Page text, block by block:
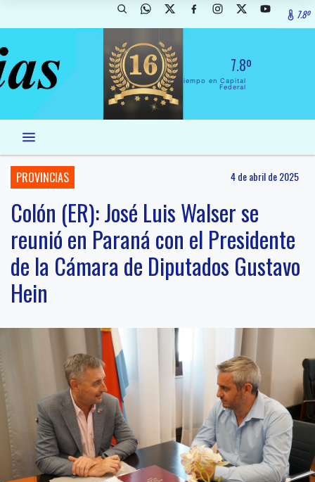
7.8º
7.8º
El Tiempo en Capital
Federal
PROVINCIAS 4 de abril de 2025
Colón (ER): José Luis Walser se
reunió en Paraná con el Presidente
de la Cámara de Diputados Gustavo
Hein